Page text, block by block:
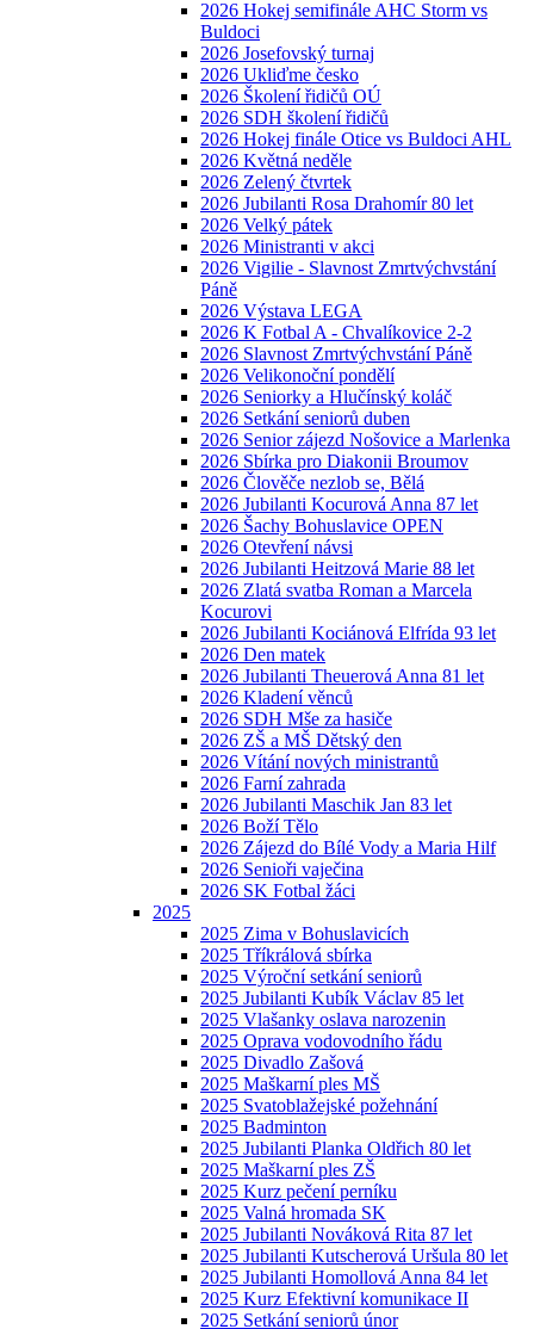
2026 Hokej semifinále AHC Storm vs
Buldoci
2026 Josefovský turnaj
2026 Ukliďme česko
2026 Školení řidičů OÚ
2026 SDH školení řidičů
2026 Hokej finále Otice vs Buldoci AHL
2026 Květná neděle
2026 Zelený čtvrtek
2026 Jubilanti Rosa Drahomír 80 let
2026 Velký pátek
2026 Ministranti v akci
2026 Vigilie - Slavnost Zmrtvýchvstání
Páně
2026 Výstava LEGA
2026 K Fotbal A - Chvalíkovice 2-2
2026 Slavnost Zmrtvýchvstání Páně
2026 Velikonoční pondělí
2026 Seniorky a Hlučínský koláč
2026 Setkání seniorů duben
2026 Senior zájezd Nošovice a Marlenka
2026 Sbírka pro Diakonii Broumov
2026 Člověče nezlob se, Bělá
2026 Jubilanti Kocurová Anna 87 let
2026 Šachy Bohuslavice OPEN
2026 Otevření návsi
2026 Jubilanti Heitzová Marie 88 let
2026 Zlatá svatba Roman a Marcela
Kocurovi
2026 Jubilanti Kociánová Elfrída 93 let
2026 Den matek
2026 Jubilanti Theuerová Anna 81 let
2026 Kladení věnců
2026 SDH Mše za hasiče
2026 ZŠ a MŠ Dětský den
2026 Vítání nových ministrantů
2026 Farní zahrada
2026 Jubilanti Maschik Jan 83 let
2026 Boží Tělo
2026 Zájezd do Bílé Vody a Maria Hilf
2026 Senioři vaječina
2026 SK Fotbal žáci
2025
2025 Zima v Bohuslavicích
2025 Tříkrálová sbírka
2025 Výroční setkání seniorů
2025 Jubilanti Kubík Václav 85 let
2025 Vlašanky oslava narozenin
2025 Oprava vodovodního řádu
2025 Divadlo Zašová
2025 Maškarní ples MŠ
2025 Svatoblažejské požehnání
2025 Badminton
2025 Jubilanti Planka Oldřich 80 let
2025 Maškarní ples ZŠ
2025 Kurz pečení perníku
2025 Valná hromada SK
2025 Jubilanti Nováková Rita 87 let
2025 Jubilanti Kutscherová Uršula 80 let
2025 Jubilanti Homollová Anna 84 let
2025 Kurz Efektivní komunikace II
2025 Setkání seniorů únor